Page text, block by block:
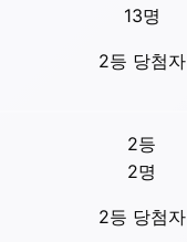
13명
2등 당첨자
2등
2명
2등 당첨자